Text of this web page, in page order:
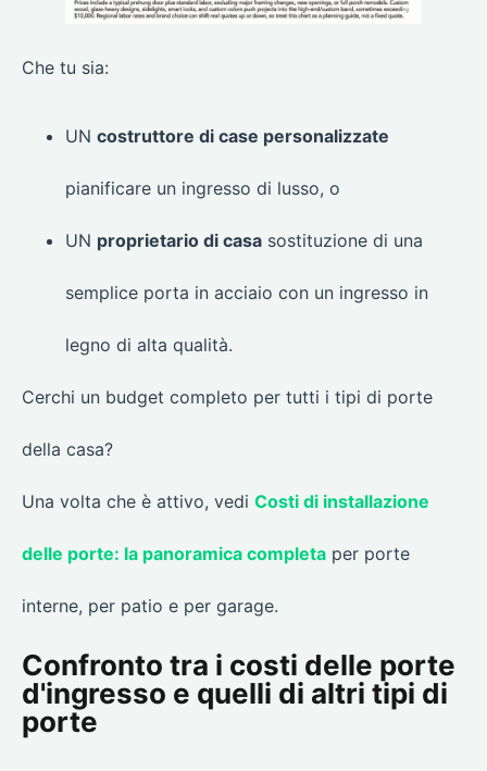
Che tu sia:
UN costruttore di case personalizzate
pianificare un ingresso di lusso, o
UN proprietario di casa sostituzione di una
semplice porta in acciaio con un ingresso in
legno di alta qualità.
Cerchi un budget completo per tutti i tipi di porte
della casa?
Una volta che è attivo, vedi Costi di installazione
delle porte: la panoramica completa per porte
interne, per patio e per garage.
Confronto tra i costi delle porte
d'ingresso e quelli di altri tipi di
porte